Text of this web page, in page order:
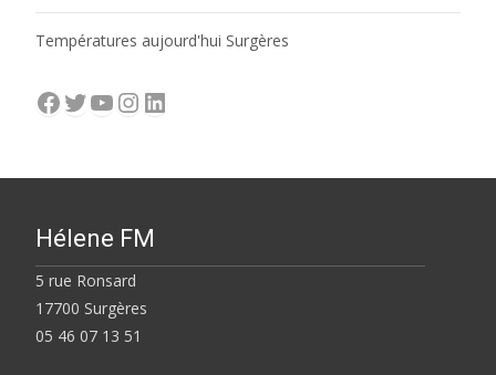
Températures aujourd'hui Surgères
Facebook
Twitter
YouTube
Instagram
LinkedIn
Hélene FM
5 rue Ronsard
17700 Surgères
05 46 07 13 51